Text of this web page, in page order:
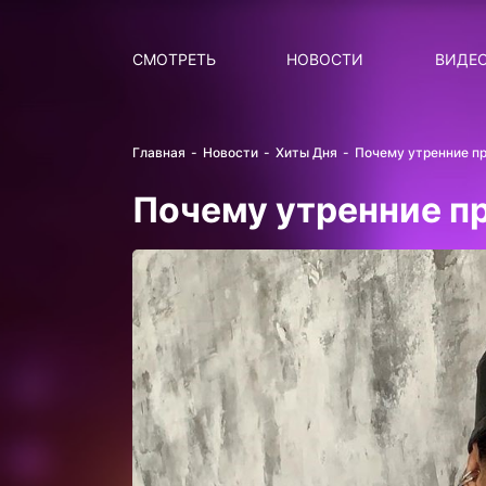
СМОТРЕТЬ НОВОСТИ
Главная Новости Хиты Дня Почему утренние
Почему утренние